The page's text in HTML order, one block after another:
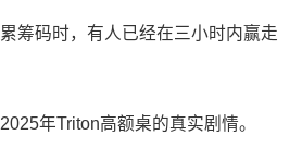
筹码时，有人已经在三小时内赢走
年Triton高额桌的真实剧情。